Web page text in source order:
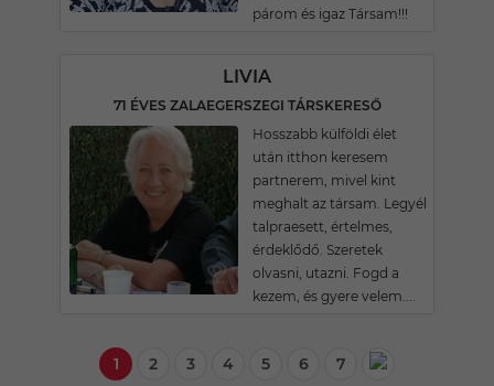
párom és igaz Társam!!!
LIVIA
71 ÉVES ZALAEGERSZEGI TÁRSKERESŐ
Hosszabb külföldi élet
után itthon keresem
partnerem, mivel kint
meghalt az társam. Legyél
talpraesett, értelmes,
érdeklődő. Szeretek
olvasni, utazni. Fogd a
kezem, és gyere velem....
1 2 3 4 5 6 7